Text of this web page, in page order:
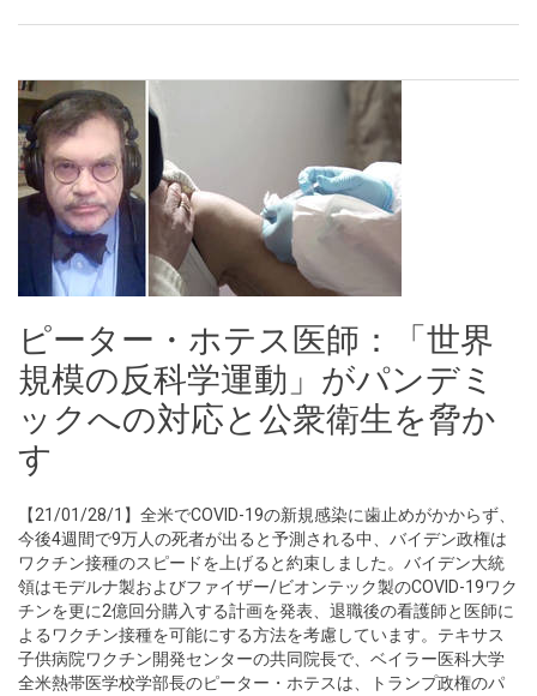
ピーター・ホテス医師：「世界
規模の反科学運動」がパンデミ
ックへの対応と公衆衛生を脅か
す
【21/01/28/1】全米でCOVID-19の新規感染に歯止めがかからず、
今後4週間で9万人の死者が出ると予測される中、バイデン政権は
ワクチン接種のスピードを上げると約束しました。バイデン大統
領はモデルナ製およびファイザー/ビオンテック製のCOVID-19ワク
チンを更に2億回分購入する計画を発表、退職後の看護師と医師に
よるワクチン接種を可能にする方法を考慮しています。テキサス
子供病院ワクチン開発センターの共同院長で、ベイラー医科大学
全米熱帯医学校学部長のピーター・ホテスは、トランプ政権のパ